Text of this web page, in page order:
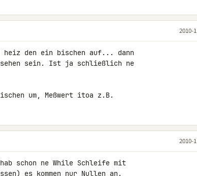
2010-
heiz den ein bischen auf... dann
sehen sein. Ist ja schließlich ne
um, Meßwert itoa z.B.
2010-
schon ne While Schleife mit
es kommen nur Nullen an.